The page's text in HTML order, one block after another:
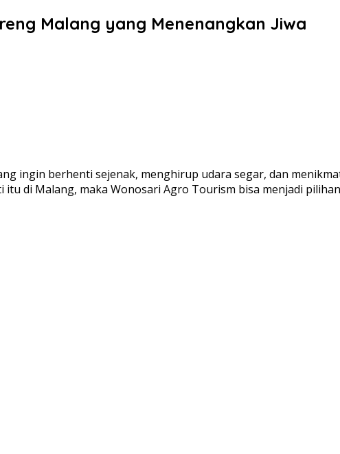
Malang yang Menenangkan Jiwa
ingin berhenti sejenak, menghirup udara segar, dan
di Malang, maka Wonosari Agro Tourism bisa menjadi